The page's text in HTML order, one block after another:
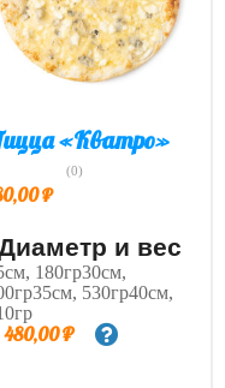
«Кватро»
(0)
₽
и вес
180гр30см,
530гр40см,
480,00₽